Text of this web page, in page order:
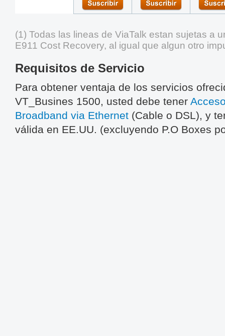
(1) Todas las lineas de ViaTalk estan sujetas a
E911 Cost Recovery, al igual que algun otro
Requisitos de Servicio
Para obtener ventaja de los servicios
VT_Busines 1500, usted debe tener
Broadband via Ethernet (Cable o DSL), y
válida en EE.UU. (excluyendo P.O Boxes